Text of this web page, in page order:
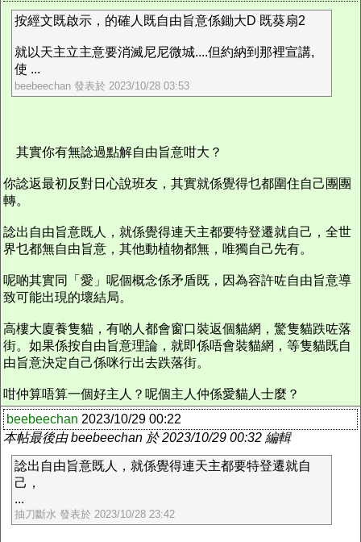
按經文既啟示，的確人既自由旨意係鋤大D 既葵扇2
就以天主立主意要消滅尼尼微城....但約納到那裡宣講,
使 ...
beebeechan 發表於 2023/10/28 03:53
其實你有無諗過點解自由旨意咁大？
你諗返最初反對日心說班友，其實就係覺得乜都圍住自己團團
轉。
諗出自由旨意既人，就係覺得連天主都要特登遷就自己，全世
界乜都無自由旨意，其他動植物都無，唯獨自己先有。
呢啲其實同「愛」呢個概念係矛盾既，因為容許咗自由旨意導
致可能出現的壞結局。
高樓大廈養隻貓，有啲人都會窗口裝返個貓網，驚隻貓跌咗落
街。如果係按自由旨意理論，就即係唔會裝貓網，等隻貓既自
由旨意決定自己係咪行出去跌落街。
咁仲算唔算一個好主人？呢個主人仲係愛貓人士麼？
beebeechan 2023/10/29 00:22
本帖最後由 beebeechan 於 2023/10/29 00:32 編輯
諗出自由旨意既人，就係覺得連天主都要特登遷就自
己，
...
抽刀斷水 發表於 2023/10/28 23:42